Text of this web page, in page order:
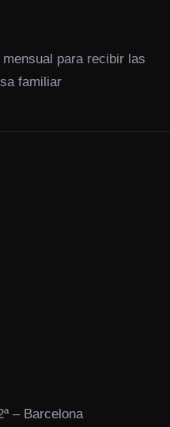
mensual para recibir las
familiar
– Barcelona